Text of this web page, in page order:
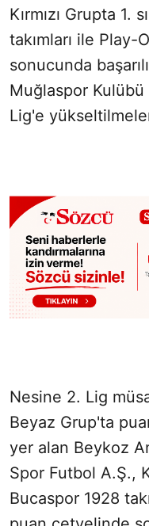
Kırmızı Grupta 1.
takımları ile Play-
sonucunda
Muğlaspor Kulübü
Lig'e
Nesine 2. Lig
Beyaz Grup'ta
yer alan Beykoz
Spor Futbol A.Ş.,
Bucaspor 1928